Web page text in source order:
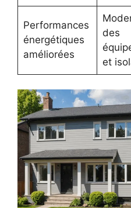
Performances
énergétiques
améliorées
des
et